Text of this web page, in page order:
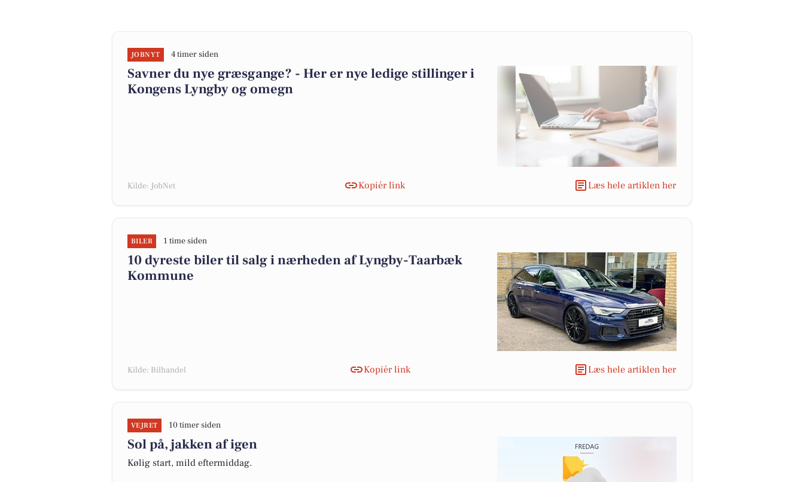
JOBNYT 4 timer siden
Savner du nye græsgange? - Her er nye ledige stillinger i
Kongens Lyngby og omegn
Kilde: JobNet Kopiér link Læs hele artiklen her
BILER 1 time siden
10 dyreste biler til salg i nærheden af Lyngby-Taarbæk
Kommune
Kilde: Bilhandel Kopiér link Læs hele artiklen her
VEJRET 10 timer siden
Sol på, jakken af igen
Kølig start, mild eftermiddag.